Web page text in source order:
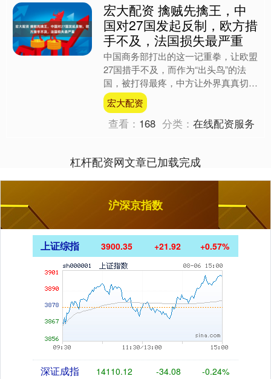
宏大配资 擒贼先擒王，中
国对27国发起反制，欧方措
手不及，法国损失最严重
中国商务部打出的这一记重拳，让欧盟
27国措手不及，而作为“出头鸟”的法
国，被打得最疼，中方让外界真真切切
看到了，什么是“擒贼先擒王”。 23日零
点一过，中国对原....
宏大配资
查看： 168 分类：在线配资服务
杠杆配资网文章已加载完成
沪深京指数
上证综指 3900.35 +21.92 +0.57%
深证成指 14110.12 -34.08 -0.24%